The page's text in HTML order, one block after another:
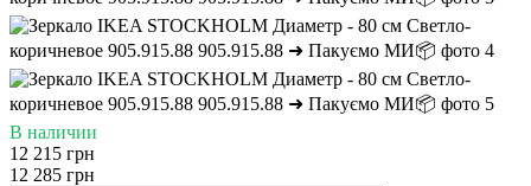
В наличии
12 215 грн
12 285 грн